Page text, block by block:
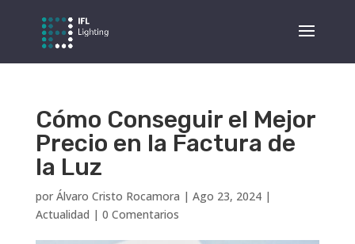
Cómo Conseguir el Mejor
Precio en la Factura de
la Luz
por Álvaro Cristo Rocamora | Ago 23, 2024|
Actualidad | 0 Comentarios